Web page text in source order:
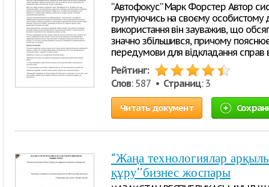
“Автофокус” Марк Форстер Автор
грунтуючись на своєму особистому
використання він зауважив, що
значно збільшився, причому
передумови для відкладання справ
Рейтинг:
Слов: 587 • Страниц: 3
Читать документ
“Жаңа технологиялар
құру’’бизнес жоспары